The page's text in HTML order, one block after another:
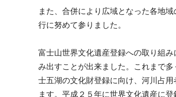
また、合併により広域となった各地
行に努めて参りました。
富士山世界文化遺産登録への取り組
み出すことが出来ました。これまで
士五湖の文化財登録に向け、河川占
ます。平成２５年に世界文化遺産に